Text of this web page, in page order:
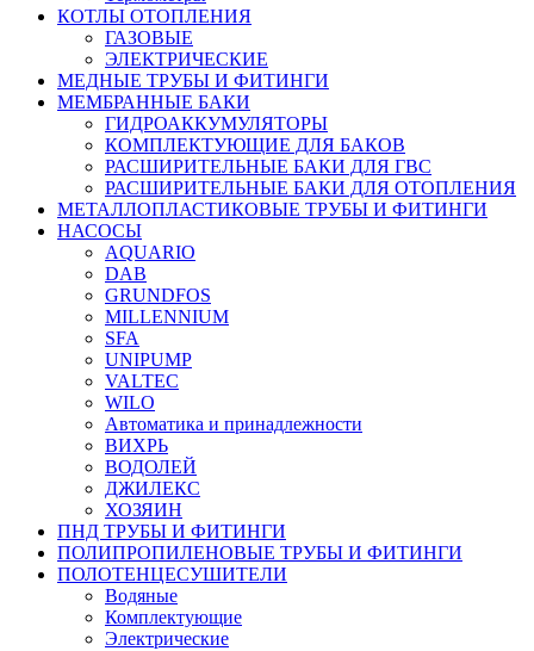
КОТЛЫ ОТОПЛЕНИЯ
ГАЗОВЫЕ
ЭЛЕКТРИЧЕСКИЕ
МЕДНЫЕ ТРУБЫ И ФИТИНГИ
МЕМБРАННЫЕ БАКИ
ГИДРОАККУМУЛЯТОРЫ
КОМПЛЕКТУЮЩИЕ ДЛЯ БАКОВ
РАСШИРИТЕЛЬНЫЕ БАКИ ДЛЯ ГВС
РАСШИРИТЕЛЬНЫЕ БАКИ ДЛЯ ОТОПЛЕНИЯ
МЕТАЛЛОПЛАСТИКОВЫЕ ТРУБЫ И ФИТИНГИ
НАСОСЫ
AQUARIO
DAB
GRUNDFOS
MILLENNIUM
SFA
UNIPUMP
VALTEC
WILO
Автоматика и принадлежности
ВИХРЬ
ВОДОЛЕЙ
ДЖИЛЕКС
ХОЗЯИН
ПНД ТРУБЫ И ФИТИНГИ
ПОЛИПРОПИЛЕНОВЫЕ ТРУБЫ И ФИТИНГИ
ПОЛОТЕНЦЕСУШИТЕЛИ
Водяные
Комплектующие
Электрические